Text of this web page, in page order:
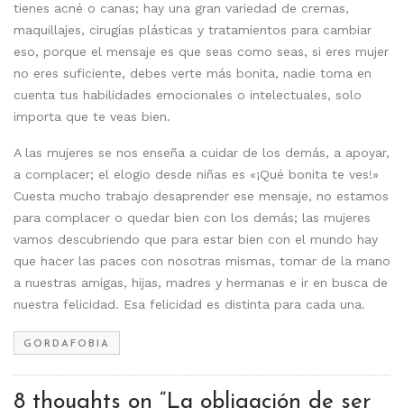
tienes acné o canas; hay una gran variedad de cremas,
maquillajes, cirugías plásticas y tratamientos para cambiar
eso, porque el mensaje es que seas como seas, si eres mujer
no eres suficiente, debes verte más bonita, nadie toma en
cuenta tus habilidades emocionales o intelectuales, solo
importa que te veas bien.
A las mujeres se nos enseña a cuidar de los demás, a apoyar,
a complacer; el elogio desde niñas es «¡Qué bonita te ves!»
Cuesta mucho trabajo desaprender ese mensaje, no estamos
para complacer o quedar bien con los demás; las mujeres
vamos descubriendo que para estar bien con el mundo hay
que hacer las paces con nosotras mismas, tomar de la mano
a nuestras amigas, hijas, madres y hermanas e ir en busca de
nuestra felicidad. Esa felicidad es distinta para cada una.
GORDAFOBIA
8 thoughts on “ La obligación de ser